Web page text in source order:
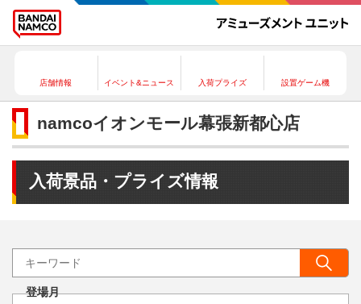
店舗情報 イベント&ニュース 入荷プライズ 設置ゲーム機
namcoイオンモール幕張新都心店
入荷景品・プライズ情報
登場月